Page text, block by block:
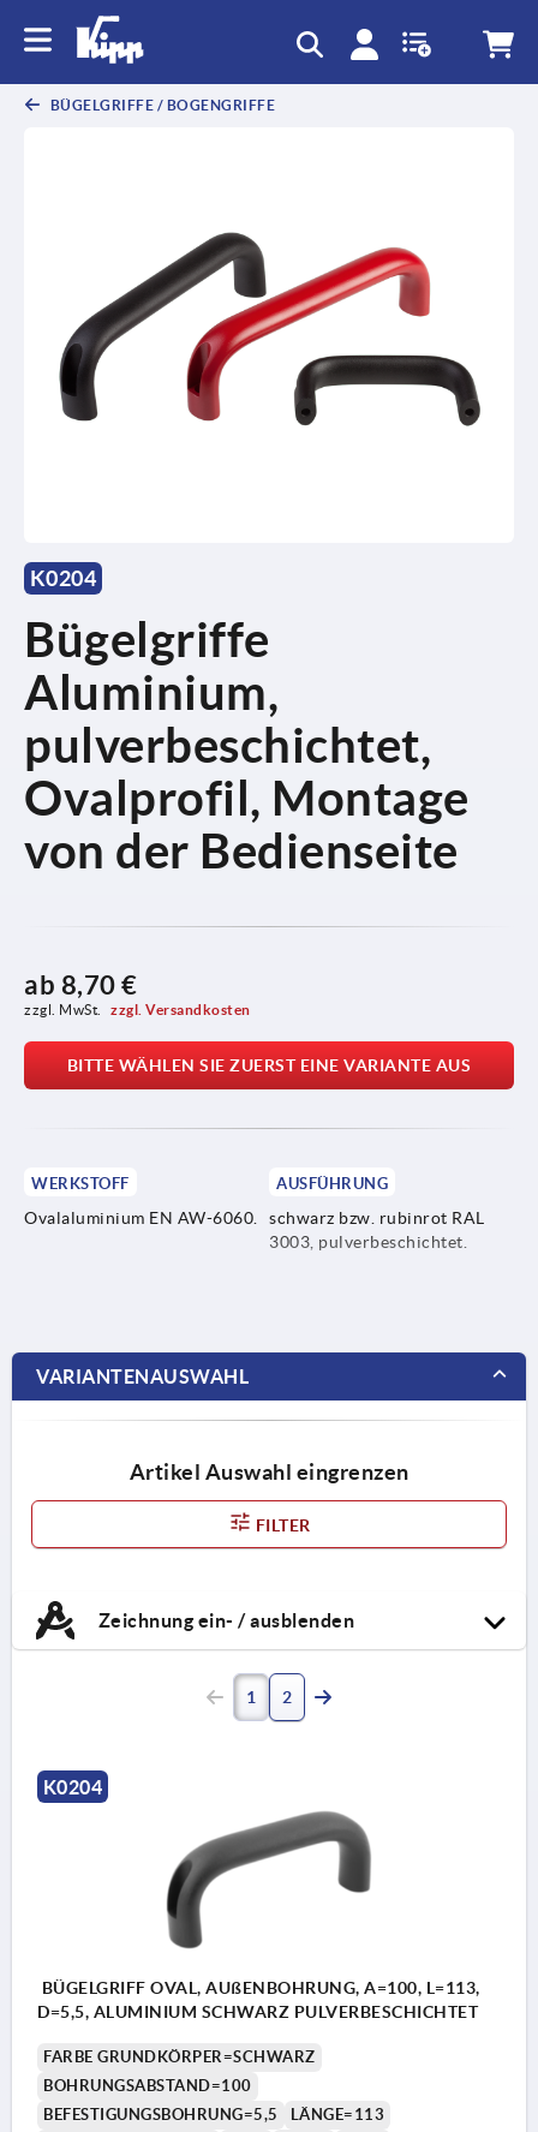
BÜGELGRIFFE / BOGENGRIFFE
K0204
Bügelgriffe
Aluminium,
pulverbeschichtet,
Ovalprofil, Montage
von der Bedienseite
ab 8,70 €
zzgl. MwSt. zzgl. Versandkosten
BITTE WÄHLEN SIE ZUERST EINE VARIANTE AUS
WERKSTOFF
Ovalaluminium EN AW-6060.
AUSFÜHRUNG
schwarz bzw. rubinrot RAL
3003, pulverbeschichtet.
VARIANTENAUSWAHL
Artikel Auswahl eingrenzen
FILTER
Zeichnung ein- / ausblenden
1 2
K0204
BÜGELGRIFF OVAL, AUßENBOHRUNG, A=100, L=113,
D=5,5, ALUMINIUM SCHWARZ PULVERBESCHICHTET
FARBE GRUNDKÖRPER=SCHWARZ
BOHRUNGSABSTAND=100
BEFESTIGUNGSBOHRUNG=5,5
LÄNGE=113